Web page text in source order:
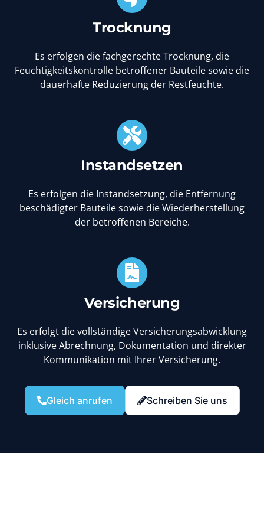
Trocknung
Es erfolgen die fachgerechte Trocknung, die
Feuchtigkeitskontrolle betroffener Bauteile sowie die
dauerhafte Reduzierung der Restfeuchte.
Instandsetzen
Es erfolgen die Instandsetzung, die Entfernung
beschädigter Bauteile sowie die Wiederherstellung
der betroffenen Bereiche.
Versicherung
Es erfolgt die vollständige Versicherungsabwicklung
inklusive Abrechnung, Dokumentation und direkter
Kommunikation mit Ihrer Versicherung.
Gleich anrufen Schreiben Sie uns